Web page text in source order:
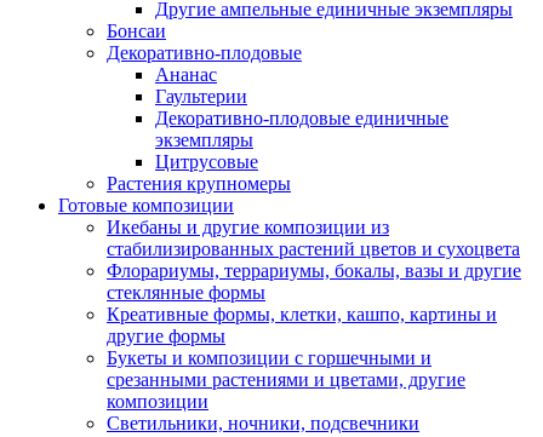
Другие ампельные единичные экземпляры
Бонсаи
Декоративно-плодовые
Ананас
Гаультерии
Декоративно-плодовые единичные
экземпляры
Цитрусовые
Растения крупномеры
Готовые композиции
Икебаны и другие композиции из
стабилизированных растений цветов и сухоцвета
Флорариумы, террариумы, бокалы, вазы и другие
стеклянные формы
Креативные формы, клетки, кашпо, картины и
другие формы
Букеты и композиции с горшечными и
срезанными растениями и цветами, другие
композиции
Светильники, ночники, подсвечники